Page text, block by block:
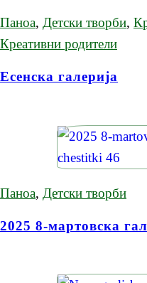
Паноа, Детски творби,
Креативни родители
Есенска галерија
Паноа, Детски творби
2025 8-мартовска